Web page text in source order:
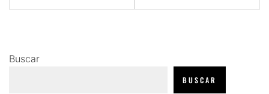
Buscar
BUSCAR